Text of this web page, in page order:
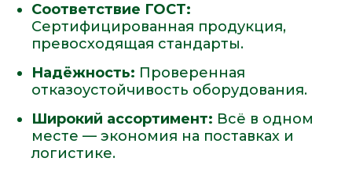
Соответствие ГОСТ:
Сертифицированная продукция,
превосходящая стандарты.
Надёжность: Проверенная
отказоустойчивость оборудования.
Широкий ассортимент: Всё в одном
месте — экономия на поставках и
логистике.